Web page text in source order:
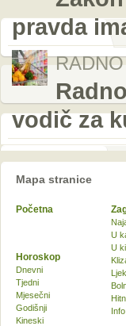
pravda
vodič za
Mapa stranice
Početna
U
U
Horoskop
Dnevni
Tjedni
Mjesečni
Godišnji
Kineski